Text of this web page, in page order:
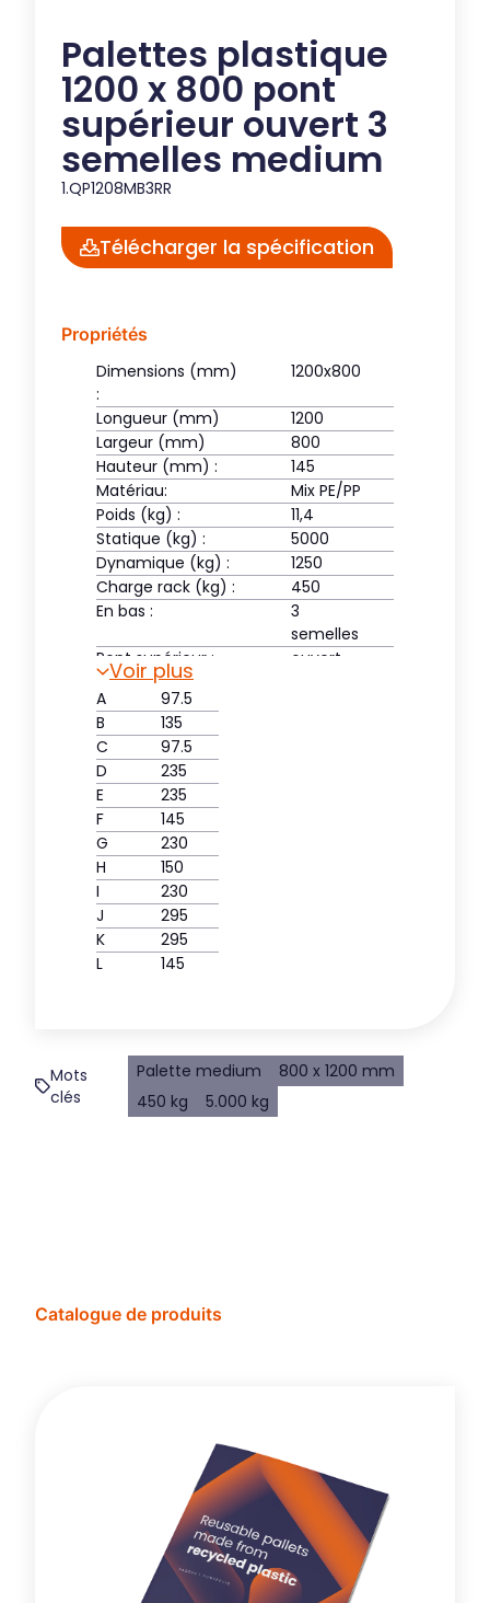
Palettes plastique
1200 x 800 pont
supérieur ouvert 3
semelles medium
1.QP1208MB3RR
Télécharger la spécification
Propriétés
Dimensions (mm)
:
1200x800
Longueur (mm)
1200
Largeur (mm)
800
Hauteur (mm) :
145
Matériau:
Mix PE/PP
Poids (kg) :
11,4
Statique (kg) :
5000
Dynamique (kg) :
1250
Charge rack (kg) :
450
En bas :
3
semelles
Pont supérieur :
ouvert
Voir plus
A
97.5
B
135
C
97.5
D
235
E
235
F
145
G
230
H
150
I
230
J
295
K
295
L
145
Mots
clés
Palette medium
800 x 1200 mm
450 kg
5.000 kg
Catalogue de produits